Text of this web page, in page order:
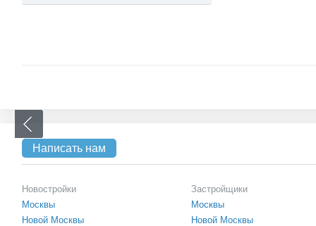
Написать нам
Новостройки
Москвы
Новой Москвы
Застройщики
Москвы
Новой Москвы